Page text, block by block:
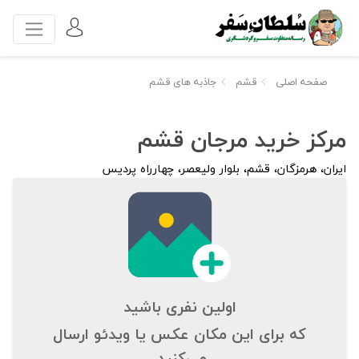
صفحه اصلی قشم جاذبه های قشم
مرکز خرید مرجان قشم
ایران، هرمزگان، قشم، بلوار ولیعصر، چهارراه پردیس
اولین نفری باشید
که برای این مکان عکس یا ویدئو ارسال